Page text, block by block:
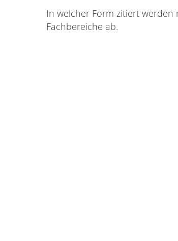
In welcher Form zitiert werden
Fachbereiche ab.